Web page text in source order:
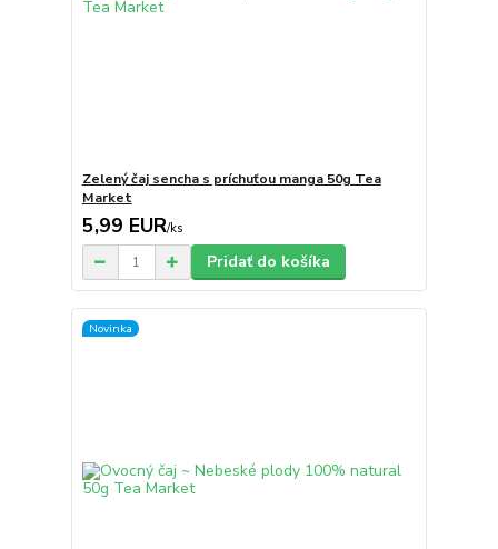
Zelený čaj sencha s príchuťou manga 50g Tea
Market
5,99 EUR/ks
Pridať do košíka
Novinka